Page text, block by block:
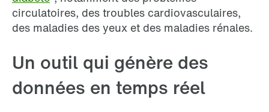
circulatoires, des troubles cardiovasculaires,
des maladies des yeux et des maladies rénales.
Un outil qui génère des
données en temps réel